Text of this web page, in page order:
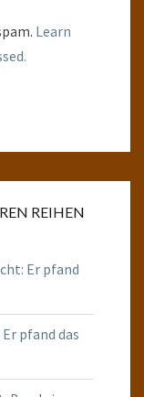
Learn
REIHEN
Er pfand
pfand das